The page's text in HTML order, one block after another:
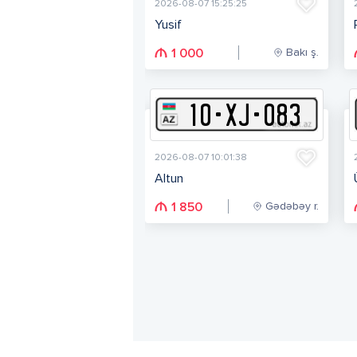
2026-08-07 15:25:25
Yusif
1 000 Bakı ş.
10-XJ-083
2026-08-07 10:01:38
Altun
1 850 Gədəbəy r.